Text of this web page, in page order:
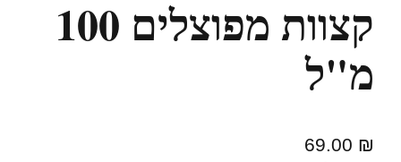
קצוות מפוצלים 100
מ"ל
69.00 ₪